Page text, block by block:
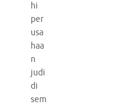
hi
per
usa
haa
n
judi
di
sem